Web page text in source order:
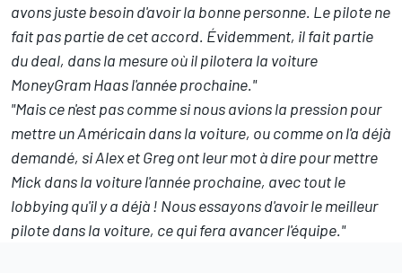
avons juste besoin d'avoir la bonne personne. Le pilote ne
fait pas partie de cet accord. Évidemment, il fait partie
du deal, dans la mesure où il pilotera la voiture
MoneyGram Haas l'année prochaine."
"Mais ce n'est pas comme si nous avions la pression pour
mettre un Américain dans la voiture, ou comme on l'a déjà
demandé, si Alex et Greg ont leur mot à dire pour mettre
Mick dans la voiture l'année prochaine, avec tout le
lobbying qu'il y a déjà ! Nous essayons d'avoir le meilleur
pilote dans la voiture, ce qui fera avancer l'équipe."